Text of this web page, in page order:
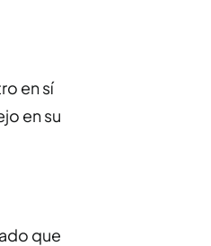
en sí
en su
que